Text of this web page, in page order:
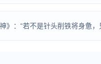
》：“若不是针头削铁将身惫